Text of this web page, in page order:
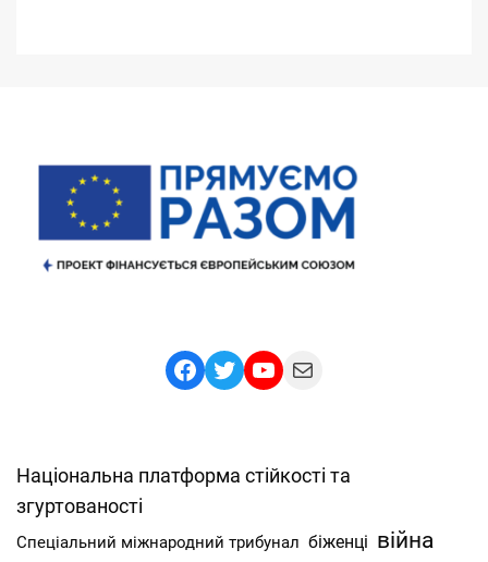
Facebook
TwitterYouTube
Mail
Національна платформа стійкості та
згуртованості
Спеціальний міжнародний трибунал біженці війна